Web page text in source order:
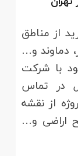
از مناطق
دماوند و…
با شرکت
در تماس
از نقشه
اراضی و…